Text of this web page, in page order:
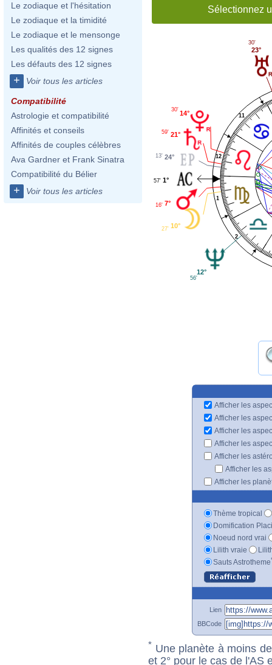
Le zodiaque et l'hésitation
Le zodiaque et la timidité
Le zodiaque et le mensonge
Les qualités des 12 signes
Les défauts des 12 signes
+ Voir tous les articles
Compatibilité
Astrologie et compatibilité
Affinités et conseils
Affinités de couples célèbres
Ava Gardner et Frank Sinatra
Compatibilité du Bélier
+ Voir tous les articles
Sélectionnez
1
2
11
12
23°
30'
14°
30'
21°
59'
24°
13'
1°
57'
7°
16'
10°
27'
12°
56'
Afficher les
Afficher les
Afficher les
Afficher les
Afficher les
Afficher les
Afficher les
Thème tropical
Domification
Noeud nord vrai
Lilith vraie
Sauts Astrotheme
Lien
BBCode
* Une planète à moins
et 2° pour le cas de l'AS